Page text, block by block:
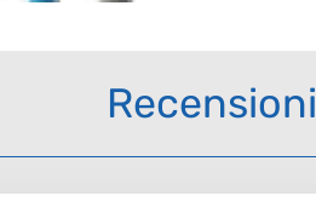
Recensioni